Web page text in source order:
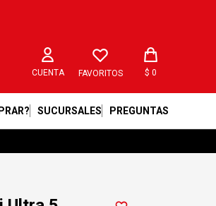
SUCURSALES PREGUNTAS
FAVORITOS $ 0